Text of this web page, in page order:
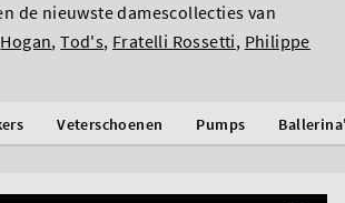
de nieuwste damescollecties van
Hogan,Tod's, Fratelli Rossetti, Philippe
Veterschoenen Pumps